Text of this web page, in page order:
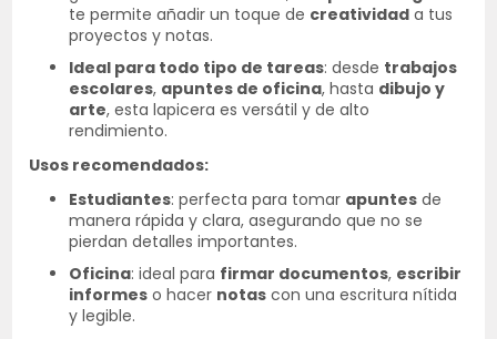
te permite añadir un toque de creatividad a tus
proyectos y notas.
Ideal para todo tipo de tareas: desde trabajos
escolares, apuntes de oficina, hasta dibujo y
arte, esta lapicera es versátil y de alto
rendimiento.
Usos recomendados:
Estudiantes: perfecta para tomar apuntes de
manera rápida y clara, asegurando que no se
pierdan detalles importantes.
Oficina: ideal para firmar documentos, escribir
informes o hacer notas con una escritura nítida
y legible.